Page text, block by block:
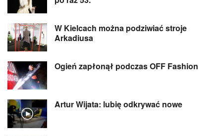
W Kielcach można podziwiać stroje
Arkadiusa
Ogień zapłonął podczas OFF Fashion
Artur Wijata: lubię odkrywać nowe